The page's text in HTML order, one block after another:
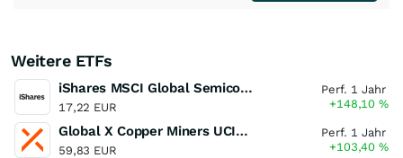
Weitere ETFs
iShares MSCI Global Semiconductors UCITS ETF USD (Acc)
17,22 EUR
Perf. 1 Jahr
+148,10%
Global X Copper Miners UCITS ETF USD Acc
59,83 EUR
Perf. 1 Jahr
+103,40%